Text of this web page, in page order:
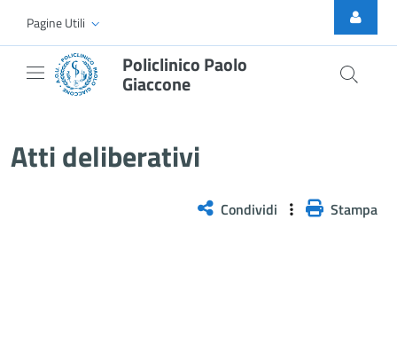
Skip to Main Content
Pagine Utili
Policlinico Paolo
Giaccone
Atti deliberativi
Condividi Stampa